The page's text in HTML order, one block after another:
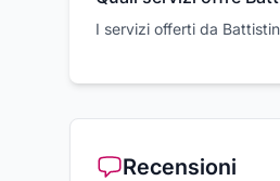
I servizi offerti da
Recensioni